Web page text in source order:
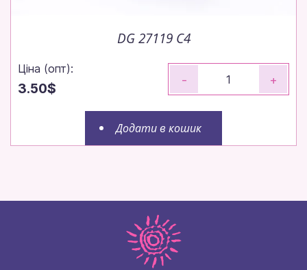
DG 27119 C4
Ціна (опт):
3.50$
- +
Додати в кошик